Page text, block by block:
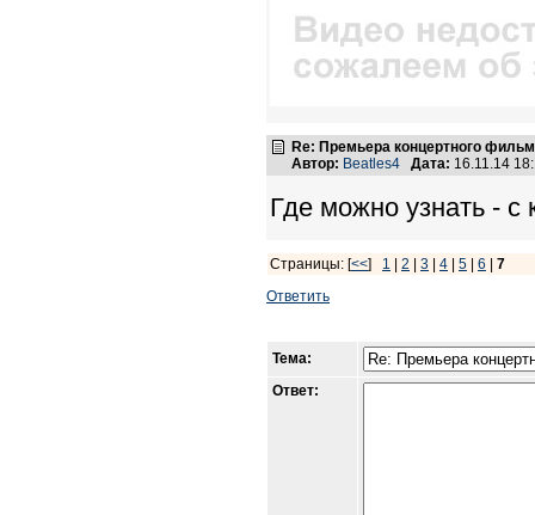
Re: Премьера концертного
Автор: Beatles4 Дата: 16.11.14
Где можно узнать - с
Страницы: [<<] 1 2 3 4 5 6
7
Ответить
Тема:
Ответ: